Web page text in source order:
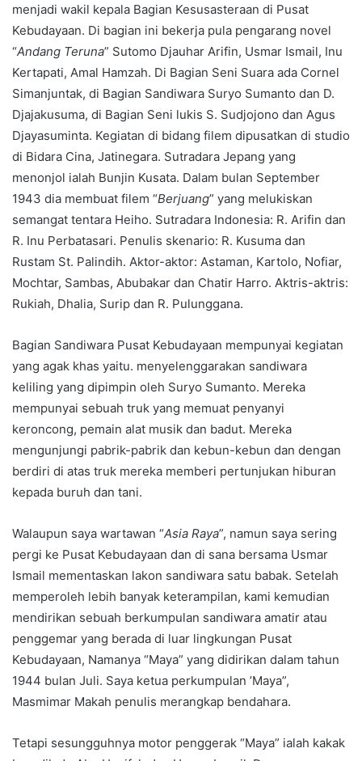
menjadi wakil kepala Bagian Kesusasteraan di Pusat
Kebudayaan. Di bagian ini bekerja pula pengarang novel
“Andang Teruna” Sutomo Djauhar Arifin, Usmar Ismail, Inu
Kertapati, Amal Hamzah. Di Bagian Seni Suara ada Cornel
Simanjuntak, di Bagian Sandiwara Suryo Sumanto dan D.
Djajakusuma, di Bagian Seni lukis S. Sudjojono dan Agus
Djayasuminta. Kegiatan di bidang filem dipusatkan di studio
di Bidara Cina, Jatinegara. Sutradara Jepang yang
menonjol ialah Bunjin Kusata. Dalam bulan September
1943 dia membuat filem “Berjuang” yang melukiskan
semangat tentara Heiho. Sutradara Indonesia: R. Arifin dan
R. Inu Perbatasari. Penulis skenario: R. Kusuma dan
Rustam St. Palindih. Aktor-aktor: Astaman, Kartolo, Nofiar,
Mochtar, Sambas, Abubakar dan Chatir Harro. Aktris-aktris:
Rukiah, Dhalia, Surip dan R. Pulunggana.
Bagian Sandiwara Pusat Kebudayaan mempunyai kegiatan
yang agak khas yaitu. menyelenggarakan sandiwara
keliling yang dipimpin oleh Suryo Sumanto. Mereka
mempunyai sebuah truk yang memuat penyanyi
keroncong, pemain alat musik dan badut. Mereka
mengunjungi pabrik-pabrik dan kebun-kebun dan dengan
berdiri di atas truk mereka memberi pertunjukan hiburan
kepada buruh dan tani.
Walaupun saya wartawan “Asia Raya”, namun saya sering
pergi ke Pusat Kebudayaan dan di sana bersama Usmar
Ismail mementaskan lakon sandiwara satu babak. Setelah
memperoleh lebih banyak keterampilan, kami kemudian
mendirikan sebuah berkumpulan sandiwara amatir atau
penggemar yang berada di luar lingkungan Pusat
Kebudayaan, Namanya “Maya” yang didirikan dalam tahun
1944 bulan Juli. Saya ketua perkumpulan ’Maya”,
Masmimar Makah penulis merangkap bendahara.
Tetapi sesungguhnya motor penggerak “Maya” ialah kakak